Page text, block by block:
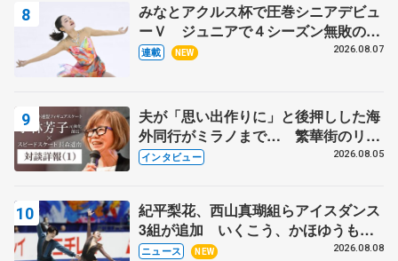
みなとアクルス杯で圧巻シニアデビュ
ーＶ ジュニアで４シーズン無敗の島
田麻央
連載 NEW 2026.08.07
夫が「思い出作りに」と後押しした海
外同行がミラノまで… 繁華街のリン
クでは不良のお兄さんも味方に 小林
インタビュー 2026.08.05
紀平梨花、西山真瑚組らアイスダンス
3組が追加 いくこう、かほゆうも、
木下グループ杯
ニュース NEW 2026.08.08